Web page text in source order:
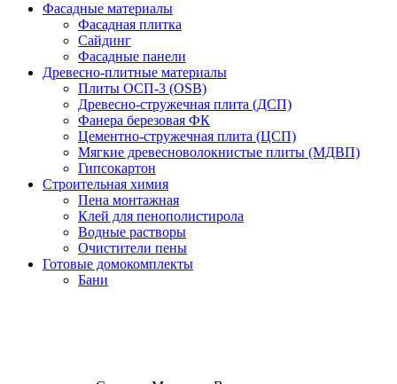
Фасадные материалы
Фасадная плитка
Сайдинг
Фасадные панели
Древесно-плитные материалы
Плиты ОСП-3 (OSB)
Древесно-стружечная плита (ДСП)
Фанера березовая ФК
Цементно-стружечная плита (ЦСП)
Мягкие древесноволокнистые плиты (МДВП)
Гипсокартон
Строительная химия
Пена монтажная
Клей для пенополистирола
Водные растворы
Очистители пены
Готовые домокомплекты
Бани